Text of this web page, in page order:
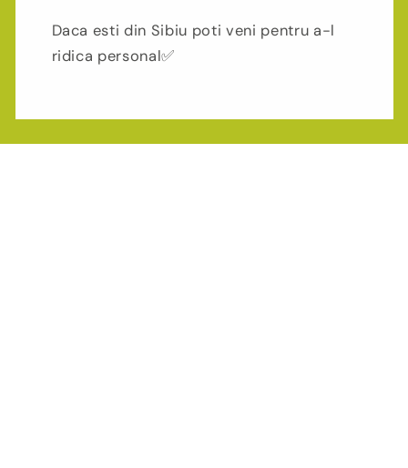
Daca esti din Sibiu poti veni pentru a-l
ridica personal✅